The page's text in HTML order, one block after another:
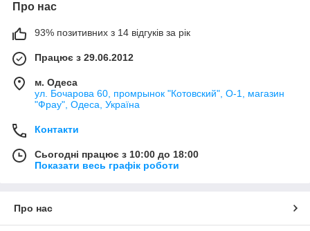
Про нас
93% позитивних з 14 відгуків за рік
Працює з 29.06.2012
м. Одеса
ул. Бочарова 60, промрынок "Котовский", О-1, магазин
"Фрау", Одеса, Україна
Контакти
Сьогодні працює з 10:00 до 18:00
Показати весь графік роботи
Про нас